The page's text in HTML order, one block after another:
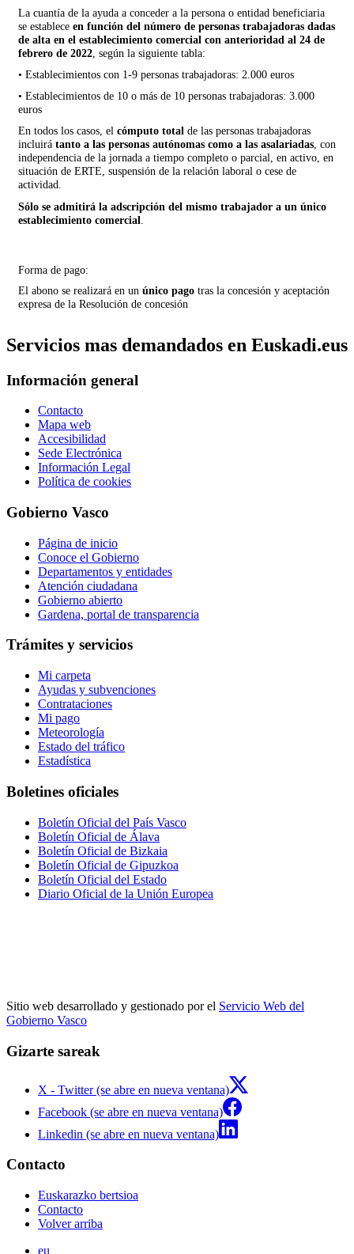
La cuantía de la ayuda a conceder a la persona o entidad beneficiaria
se establece en función del número de personas trabajadoras dadas
de alta en el establecimiento comercial con anterioridad al 24 de
febrero de 2022 , según la siguiente tabla:
• Establecimientos con 1-9 personas trabajadoras: 2.000 euros
• Establecimientos de 10 o más de 10 personas trabajadoras: 3.000
euros
En todos los casos, el cómputo total de las personas trabajadoras
incluirá tanto a las personas autónomas como a las asalariadas , con
independencia de la jornada a tiempo completo o parcial, en activo, en
situación de ERTE, suspensión de la relación laboral o cese de
actividad.
Sólo se admitirá la adscripción del mismo trabajador a un único
establecimiento comercial
Forma de pago:
El abono se realizará en un único pago tras la concesión y aceptación
expresa de la Resolución de concesión
Servicios mas demandados en Euskadi.eus
Información general
Contacto
Mapa web
Accesibilidad
Sede Electrónica
Información Legal
Política de cookies
Gobierno Vasco
Página de inicio
Conoce el Gobierno
Departamentos y entidades
Atención ciudadana
Gobierno abierto
Gardena, portal de transparencia
Trámites y servicios
Mi carpeta
Ayudas y subvenciones
Contrataciones
Mi pago
Meteorología
Estado del tráfico
Estadística
Boletines oficiales
Boletín Oficial del País Vasco
Boletín Oficial de Álava
Boletín Oficial de Bizkaia
Boletín Oficial de Gipuzkoa
Boletín Oficial del Estado
Diario Oficial de la Unión Europea
Sitio web desarrollado y gestionado por el Servicio Web del
Gobierno Vasco
Gizarte sareak
X - Twitter (se abre en nueva ventana)
Facebook (se abre en nueva ventana)
Linkedin (se abre en nueva ventana)
Contacto
Euskarazko bertsioa
Contacto
Volver arriba
eu